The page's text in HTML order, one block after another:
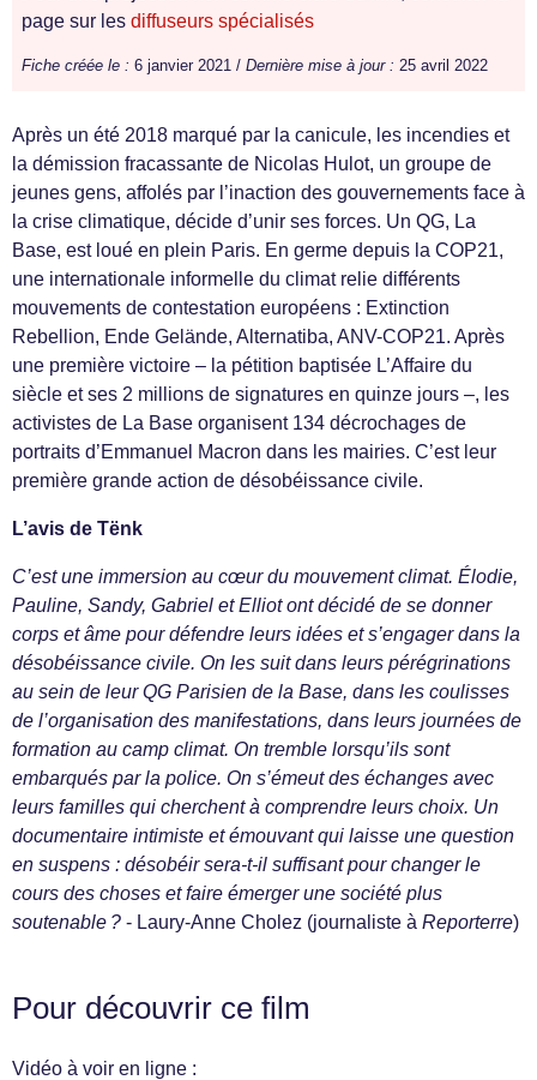
page sur les diffuseurs spécialisés
Fiche créée le : 6 janvier 2021 / Dernière mise à jour : 25 avril 2022
Après un été 2018 marqué par la canicule, les incendies et
la démission fracassante de Nicolas Hulot, un groupe de
jeunes gens, affolés par l’inaction des gouvernements face à
la crise climatique, décide d’unir ses forces. Un QG, La
Base, est loué en plein Paris. En germe depuis la COP21,
une internationale informelle du climat relie différents
mouvements de contestation européens : Extinction
Rebellion, Ende Gelände, Alternatiba, ANV-COP21. Après
une première victoire – la pétition baptisée L’Affaire du
siècle et ses 2 millions de signatures en quinze jours –, les
activistes de La Base organisent 134 décrochages de
portraits d’Emmanuel Macron dans les mairies. C’est leur
première grande action de désobéissance civile.
L’avis de Tënk
C’est une immersion au cœur du mouvement climat. Élodie,
Pauline, Sandy, Gabriel et Elliot ont décidé de se donner
corps et âme pour défendre leurs idées et s’engager dans la
désobéissance civile. On les suit dans leurs pérégrinations
au sein de leur QG Parisien de la Base, dans les coulisses
de l’organisation des manifestations, dans leurs journées de
formation au camp climat. On tremble lorsqu’ils sont
embarqués par la police. On s’émeut des échanges avec
leurs familles qui cherchent à comprendre leurs choix. Un
documentaire intimiste et émouvant qui laisse une question
en suspens : désobéir sera-t-il suffisant pour changer le
cours des choses et faire émerger une société plus
soutenable ? - Laury-Anne Cholez (journaliste à Reporterre)
Pour découvrir ce film
Vidéo à voir en ligne :